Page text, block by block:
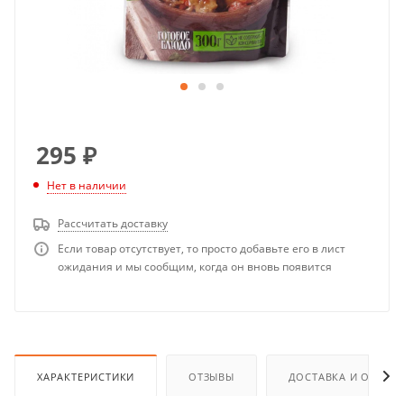
295 ₽
Нет в наличии
Рассчитать доставку
Если товар отсутствует, то просто добавьте его в лист
ожидания и мы сообщим, когда он вновь появится
ХАРАКТЕРИСТИКИ ОТЗЫВЫ ДОСТАВКА И